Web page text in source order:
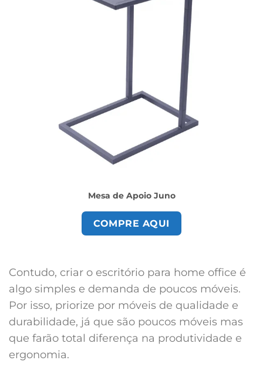
Mesa de Apoio Juno
COMPRE AQUI
Contudo, criar o escritório para home office é
algo simples e demanda de poucos móveis.
Por isso, priorize por móveis de qualidade e
durabilidade, já que são poucos móveis mas
que farão total diferença na produtividade e
ergonomia.